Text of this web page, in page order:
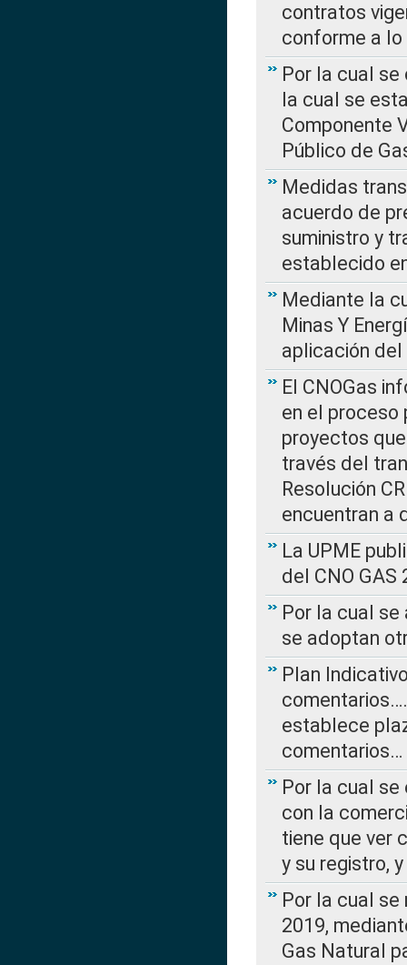
contratos
conforme a lo
Por la cual se
la cual se
Componente
Público de
Medidas
acuerdo de
suministro y
establecido
Mediante la
Minas Y
aplicación
El CNOGas
en el proceso
proyectos
través del
Resolución
encuentran a
La UPME
del CNO
Por la cual
se adoptan
Plan
establece
comentarios…
Por la cual
con la
tiene que ver
y su registro,
Por la cual
2019,
Gas Natural